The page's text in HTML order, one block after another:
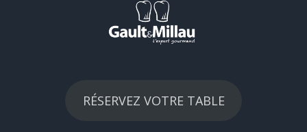
RÉSERVEZ VOTRE TABLE